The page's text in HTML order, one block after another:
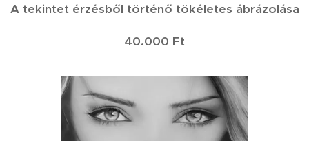
A tekintet érzésből történő tökéletes ábrázolása
40.000 Ft